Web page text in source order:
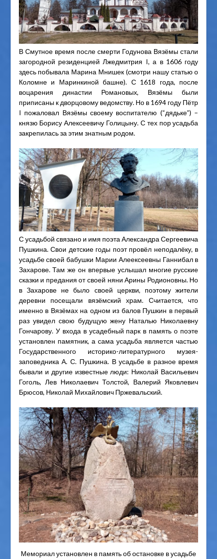
В Смутное время после смерти Годунова Вязёмы стали
загородной резиденцией Лжедмитрия I, а в 1606 году
здесь побывала Марина Мнишек (смотри нашу статью о
Коломне и Маринкиной башне). С 1618 года, после
воцарения династии Романовых, Вязёмы были
приписаны к дворцовому ведомству. Но в 1694 году Пётр
I пожаловал Вязёмы своему воспитателю (“дядьке”) –
князю Борису Алексеевичу Голицыну. С тех пор усадьба
закрепилась за этим знатным родом.
С усадьбой связано и имя поэта Александра Сергеевича
Пушкина. Свои детские годы поэт провёл неподалёку, в
усадьбе своей бабушки Марии Алеексеевны Ганнибал в
Захарове. Там же он впервые услышал многие русские
сказки и предания от своей няни Арины Родионовны. Но
в Захарове не было своей церкви, поэтому жители
деревни посещали вязёмский храм. Считается, что
именно в Вязёмах на одном из балов Пушкин в первый
раз увидел свою будущую жену Наталью Николаевну
Гончарову. У входа в усадебный парк в память о поэте
установлен памятник, а сама усадьба является частью
Государственного историко-литературного музея-
заповедника А. С. Пушкина. В усадьбе в разное время
бывали и другие известные люди: Николай Васильевич
Гоголь, Лев Николаевич Толстой, Валерий Яковлевич
Брюсов, Николай Михайлович Пржевальский.
Мемориал установлен в память об остановке в усадьбе